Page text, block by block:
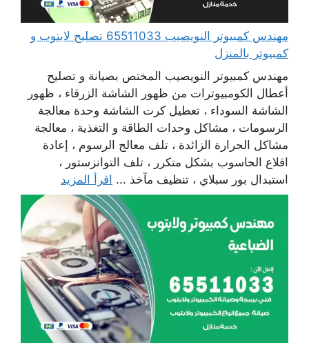
مهندس كمبيوتر النويصيب 65511033 تصليح لابتوب و
كمبيوتر بالمنزل
مهندس كمبيوتر النويصيب المختص بصيانة و تصليح
أعطال الكومبيوترات من ظهور الشاشة الزرقاء ، ظهور
الشاشة السوداء ، تعطيل كرت الشاشة وحدة معالجة
الرسومات ، مشاكل وحدات الطاقة و التغذية ، معالجة
مشاكل الحرارة الزائدة ، تلف معالج الرسوم ، إعادة
اقلاع الحاسوب بشكل متكرر ، تلف التوانزستور ،
استبدال بور سبلاي ، تنظيف مآخذ ... اقرأ المزيد